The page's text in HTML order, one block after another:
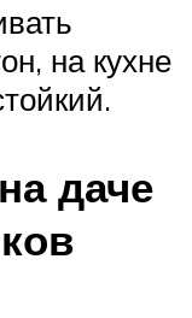
на кухне
даче